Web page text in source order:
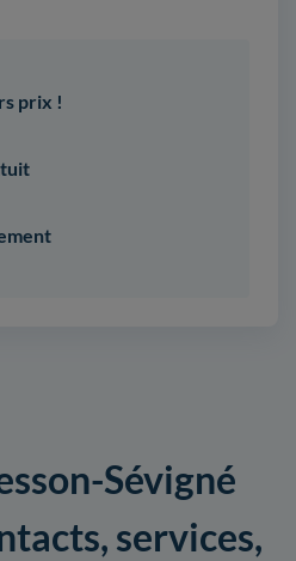
prix !
Sévigné
services,